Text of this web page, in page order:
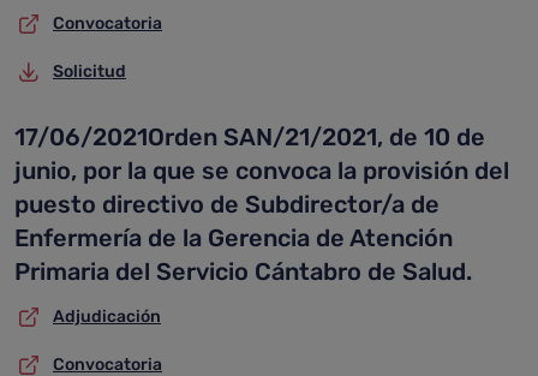
Convocatoria
Solicitud
17/06/2021Orden SAN/21/2021, de 10 de
junio, por la que se convoca la provisión del
puesto directivo de Subdirector/a de
Enfermería de la Gerencia de Atención
Primaria del Servicio Cántabro de Salud.
Adjudicación
Convocatoria